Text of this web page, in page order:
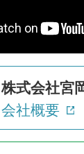
株式会社宮
会社概要